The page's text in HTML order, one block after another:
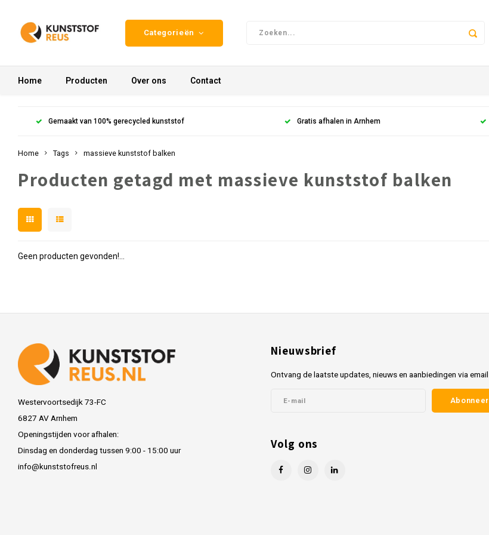
Categorieën
Home Producten Over ons Contact
Gemaakt van 100% gerecycled kunststof Gratis afhalen in Arnhem
Home Tags massieve kunststof balken
Producten getagd met massieve kunststof balken
Geen producten gevonden!...
Westervoortsedijk 73-FC
6827 AV Arnhem
Openingstijden voor afhalen:
Dinsdag en donderdag tussen 9:00 - 15:00 uur
info@kunststofreus.nl
Nieuwsbrief
Ontvang de laatste updates, nieuws en aanbiedingen via email
Abonneer
Volg ons